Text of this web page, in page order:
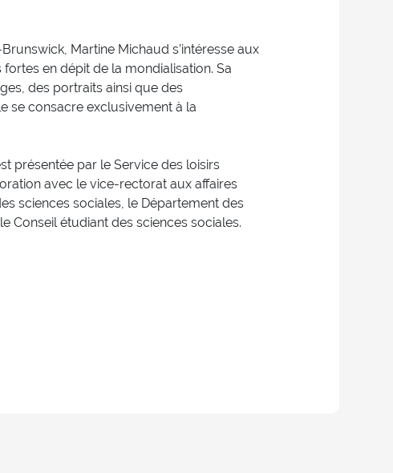
Martine Michaud s’intéresse aux
en dépit de la mondialisation. Sa
des portraits ainsi que des
se consacre exclusivement à la
présentée par le Service des loisirs
avec le vice-rectorat aux affaires
sciences sociales, le Département des
Conseil étudiant des sciences sociales.